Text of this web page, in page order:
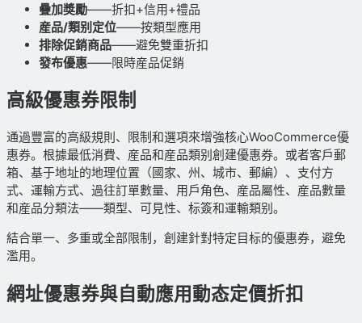
疊加獎勵——折扣+信用+禮品
産品/類别定位——按類型應用
排除促銷商品——避免雙重折扣
發布優惠——限時産品促銷
高級優惠券限制
通過豐富的高級規則、限制和選項來增強核心WooCommerce優
惠券。根據最低消費、産品和産品類别創建優惠券。或者客戶郵
箱、基于地址的地理位置（國家、州、城市、郵編）、支付方
式、運輸方式、過往訂單數量、用戶角色、産品屬性、産品數量
和産品分類法——類型、可見性、标簽和運輸類别。
結合單一、多重或全部限制，創建針對特定目标的優惠券，避免
濫用。
網址優惠券與自動應用動态定價折扣